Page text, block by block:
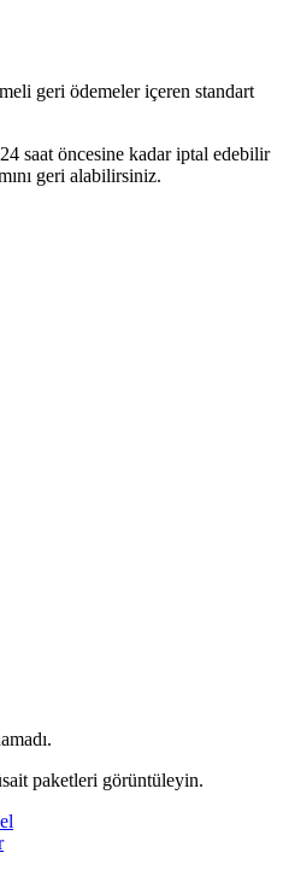
geri ödemeler içeren standart
saat öncesine kadar iptal edebilir
geri alabilirsiniz.
paketleri görüntüleyin.